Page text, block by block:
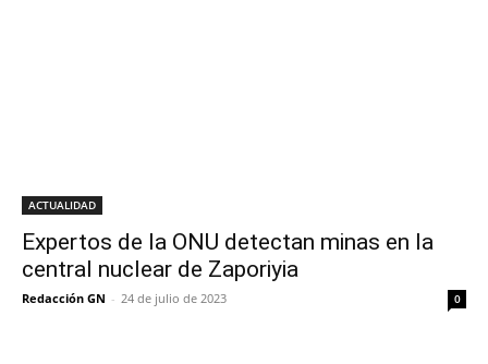
ACTUALIDAD
Expertos de la ONU detectan minas en la
central nuclear de Zaporiyia
Redacción GN - 24 de julio de 2023 0